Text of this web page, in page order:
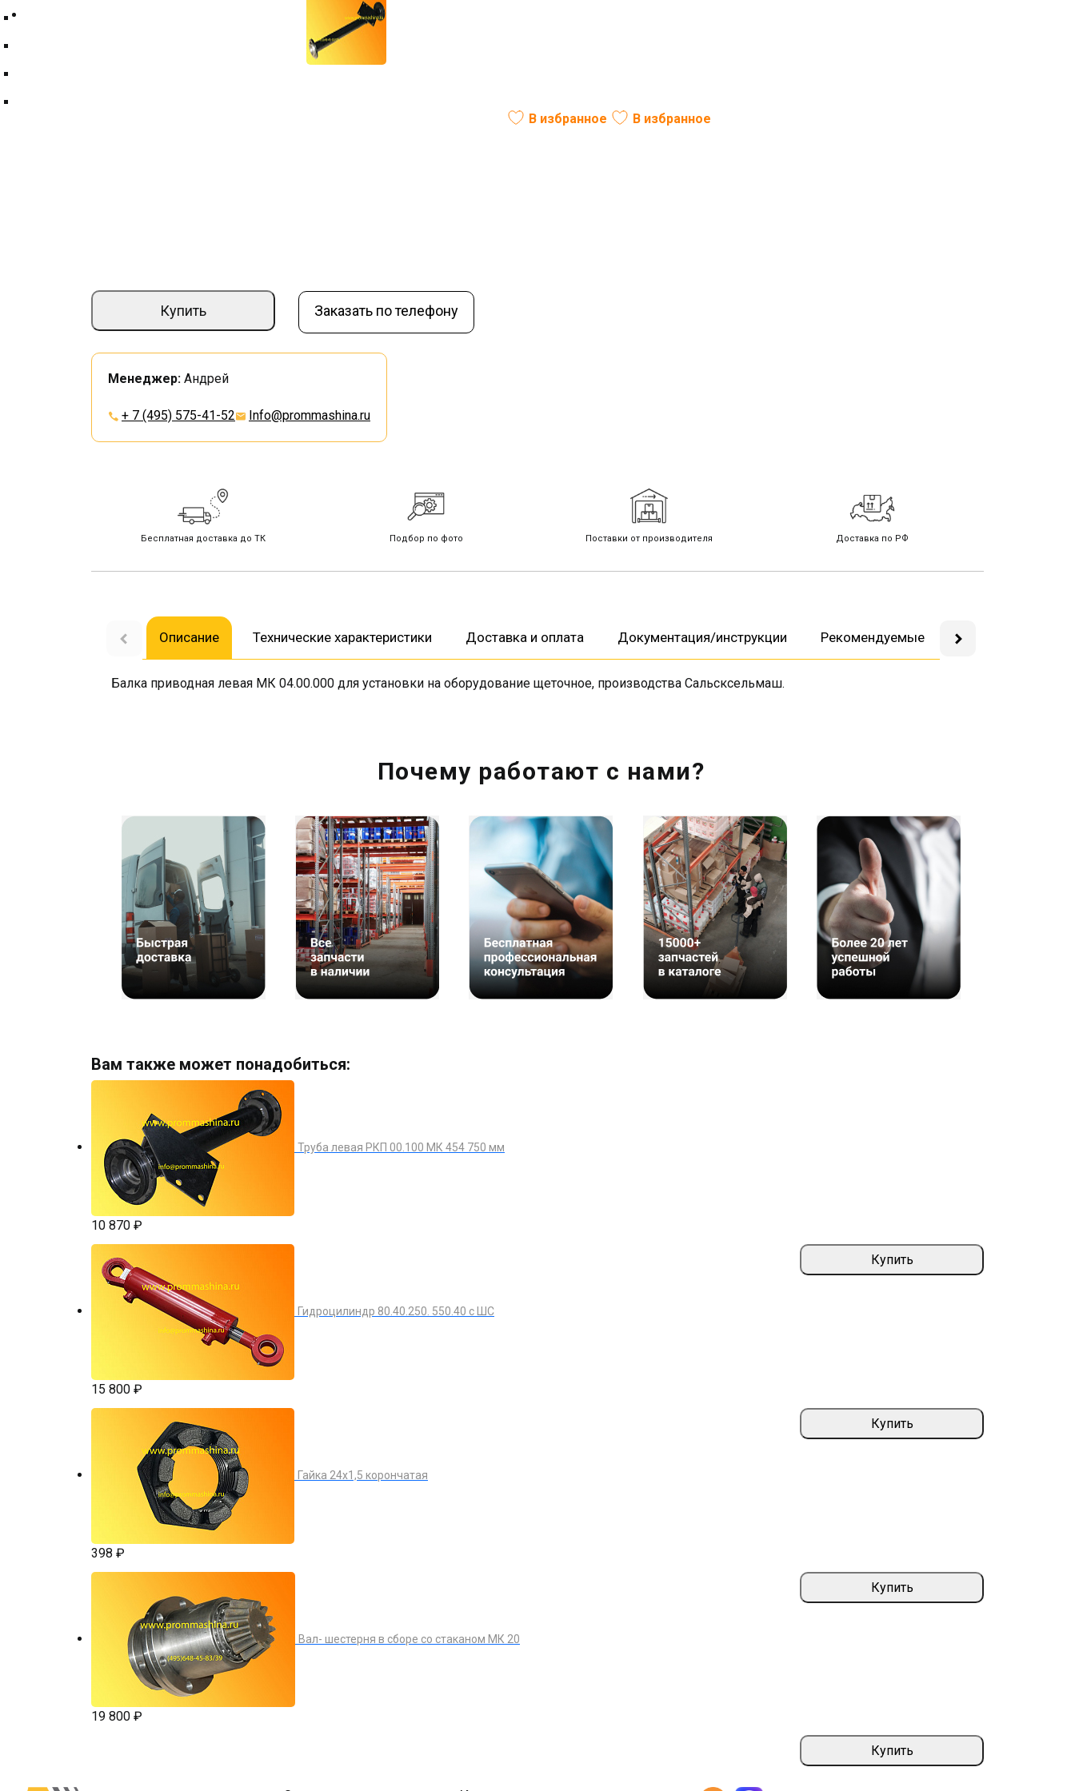
Балка приводная (труба) МК 04.00.000 Сальск левая 1050 мм В избранное В избранное
Купить Заказать по телефону
Менеджер: Андрей
+ 7 (495) 575-41-52 Info@prommashina.ru
Бесплатная доставка до ТК Подбор по фото Поставки от производителя Доставка по РФ
Описание Технические характеристики Доставка и оплата Документация/инструкции Рекомендуемые Вопросы-ответы
Балка приводная левая МК 04.00.000 для установки на оборудование щеточное, производства Сальсксельмаш.
Почему работают с нами?
Вам также может понадобиться:
Труба левая РКП 00.100 МК 454 750 мм
10 870 ₽
Купить
Гидроцилиндр 80.40.250. 550.40 с ШС
15 800 ₽
Купить
Гайка 24х1,5 корончатая
398 ₽
Купить
Вал- шестерня в сборе со стаканом МК 20
19 800 ₽
Купить